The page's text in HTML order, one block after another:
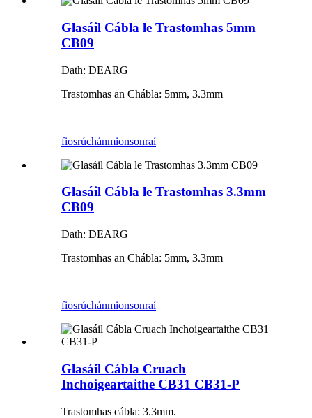
Glasáil Cábla le Trastomhas 5mm
CB09
Dath: DEARG
Trastomhas an Chábla: 5mm, 3.3mm
fiosrúchánmionsonraí
Glasáil Cábla le Trastomhas 3.3mm
CB09
Dath: DEARG
Trastomhas an Chábla: 5mm, 3.3mm
fiosrúchánmionsonraí
Glasáil Cábla Cruach
Inchoigeartaithe CB31 CB31-P
Trastomhas cábla: 3.3mm.